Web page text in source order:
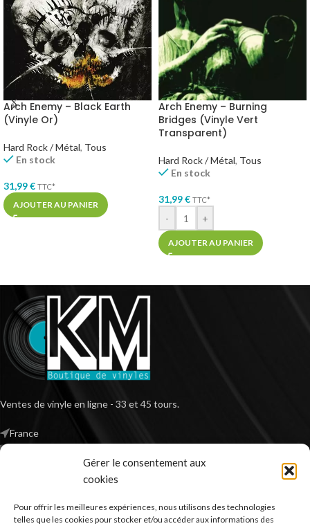
Gérer le consentement aux
cookies
Pour offrir les meilleures expériences, nous utilisons des technologies
telles que les cookies pour stocker et/ou accéder aux informations des
Arch Enemy – Black Earth
(Vinyle Or)
Hard Rock / Métal, Tous
En stock
31,99€ TTC*
AJOUTER AU PANIER
Arch Enemy – Burning
Bridges (Vinyle Vert
Transparent)
Hard Rock / Métal, Tous
En stock
31,99€ TTC*
- +
AJOUTER AU PANIER
Ventes de vinyle en ligne - 33 et 45 tours.
France
*TVA non applicable – article 293 B du CGI